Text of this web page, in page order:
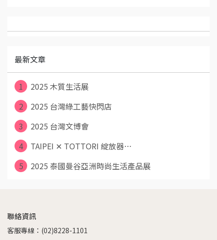
最新文章
1
2025 木質生活展
2
2025 台灣綠工藝快閃店
3
2025 台灣文博會
4
TAIPEI ✕ TOTTORI 綻放器⋯
5
2025 泰國曼谷亞洲時尚生活產品展
聯絡資訊
客服專線：(02)8228-1101